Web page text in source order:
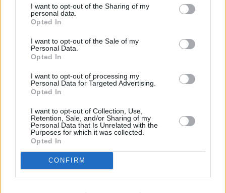
I want to opt-out of the Sharing of my
personal data.
Opted In
I want to opt-out of the Sale of my
Personal Data.
Opted In
I want to opt-out of processing my
Personal Data for Targeted Advertising.
Opted In
I want to opt-out of Collection, Use,
Retention, Sale, and/or Sharing of my
Personal Data that Is Unrelated with the
Purposes for which it was collected.
Opted In
CONFIRM